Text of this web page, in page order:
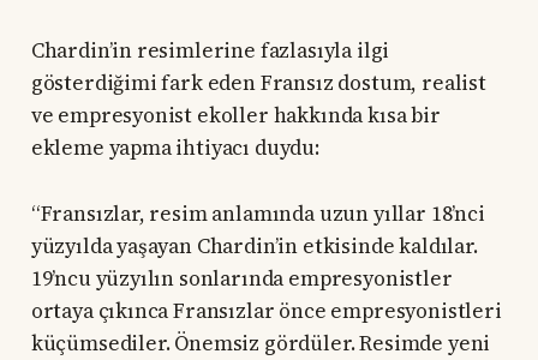
Chardin’in resimlerine fazlasıyla ilgi
gösterdiğimi fark eden Fransız dostum, realist
ve empresyonist ekoller hakkında kısa bir
ekleme yapma ihtiyacı duydu:
“Fransızlar, resim anlamında uzun yıllar 18’nci
yüzyılda yaşayan Chardin’in etkisinde kaldılar.
19’ncu yüzyılın sonlarında empresyonistler
ortaya çıkınca Fransızlar önce empresyonistleri
küçümsediler. Önemsiz gördüler. Resimde yeni